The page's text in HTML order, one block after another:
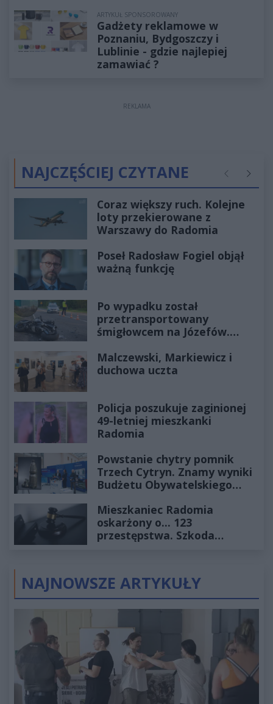
ARTYKUŁ SPONSOROWANY
Gadżety reklamowe w
Poznaniu, Bydgoszczy i
Lublinie - gdzie najlepiej
zamawiać ?
REKLAMA
NAJCZĘŚCIEJ CZYTANE Poprzednie
Coraz większy ruch. Kolejne
loty przekierowane z
Warszawy do Radomia
Poseł Radosław Fogiel objął
ważną funkcję
Po wypadku został
przetransportowany
śmigłowcem na Józefów.
Malczewski, Markiewicz i
duchowa uczta
Policja poszukuje zaginionej
49-letniej mieszkanki
Radomia
Powstanie chytry pomnik
Trzech Cytryn. Znamy wyniki
Budżetu Obywatelskiego
Mieszkaniec Radomia
oskarżony o... 123
przestępstwa. Szkoda
NAJNOWSZE ARTYKUŁY